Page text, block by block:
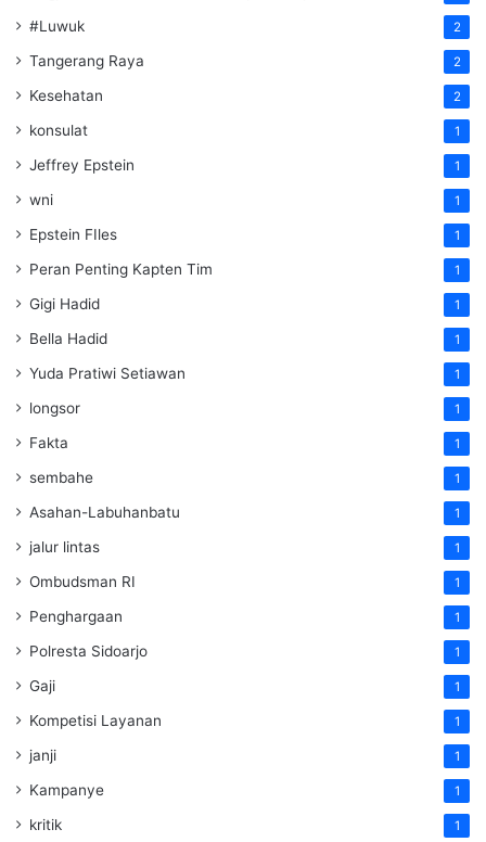
#Luwuk 2
Tangerang Raya 2
Kesehatan 2
konsulat 1
Jeffrey Epstein 1
wni 1
Epstein FIles 1
Peran Penting Kapten Tim 1
Gigi Hadid 1
Bella Hadid 1
Yuda Pratiwi Setiawan 1
longsor 1
Fakta 1
sembahe 1
Asahan-Labuhanbatu 1
jalur lintas 1
Ombudsman RI 1
Penghargaan 1
Polresta Sidoarjo 1
Gaji 1
Kompetisi Layanan 1
janji 1
Kampanye 1
kritik 1